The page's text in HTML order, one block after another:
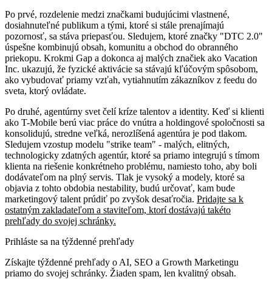
Po prvé, rozdelenie medzi značkami budujúcimi vlastnené,
dosiahnuteľné publikum a tými, ktoré si stále prenajímajú
pozornosť, sa stáva priepasťou. Sledujem, ktoré značky "DTC 2.0"
úspešne kombinujú obsah, komunitu a obchod do obranného
priekopu. Krokmi Gap a dokonca aj malých značiek ako Vacation
Inc. ukazujú, že fyzické aktivácie sa stávajú kľúčovým spôsobom,
ako vybudovať priamy vzťah, vytiahnutím zákazníkov z feedu do
sveta, ktorý ovládate.
Po druhé, agentúrny svet čelí kríze talentov a identity. Keď si klienti
ako T-Mobile berú viac práce do vnútra a holdingové spoločnosti sa
konsolidujú, stredne veľká, nerozlíšená agentúra je pod tlakom.
Sledujem vzostup modelu "strike team" - malých, elitných,
technologicky zdatných agentúr, ktoré sa priamo integrujú s tímom
klienta na riešenie konkrétneho problému, namiesto toho, aby boli
dodávateľom na plný servis. Tlak je vysoký a modely, ktoré sa
objavia z tohto obdobia nestability, budú určovať, kam bude
marketingový talent prúdiť po zvyšok desaťročia. Pridajte sa k
ostatným zakladateľom a staviteľom, ktorí dostávajú takéto
prehľady do svojej schránky.
Prihláste sa na týždenné prehľady
Získajte týždenné prehľady o AI, SEO a Growth Marketingu
priamo do svojej schránky. Žiaden spam, len kvalitný obsah.